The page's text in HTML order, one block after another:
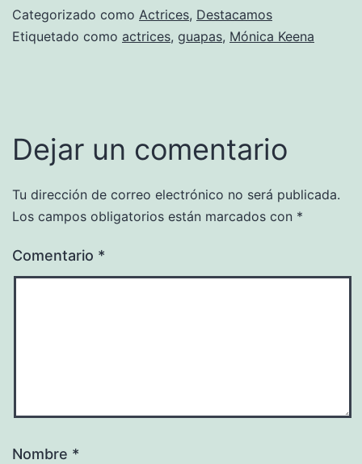
Categorizado como Actrices, Destacamos
Etiquetado como actrices, guapas, Mónica Keena
Dejar un comentario
Tu dirección de correo electrónico no será publicada.
Los campos obligatorios están marcados con *
Comentario *
Nombre *